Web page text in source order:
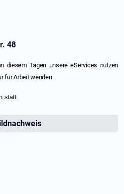
48
diesem Tagen unsere eServices nutzen
für Arbeit wenden.
statt.